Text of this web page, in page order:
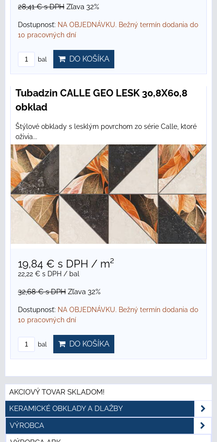
28,41 €s DPH Zľava 32%
Dostupnosť: NA OBJEDNÁVKU. Bežný termín dodania do
10 pracovných dní
bal DO KOŠÍKA
Tubadzin CALLE GEO LESK 30,8X60,8
obklad
Štýlové obklady s lesklým povrchom zo série Calle, ktoré
oživia...
19,84 € s DPH / m²
22,22 € s DPH / bal
32,68 €s DPH Zľava 32%
Dostupnosť: NA OBJEDNÁVKU. Bežný termín dodania do
10 pracovných dní
bal DO KOŠÍKA
AKCIOVÝ TOVAR SKLADOM!
KERAMICKÉ OBKLADY A DLAŽBY
VÝROBCA